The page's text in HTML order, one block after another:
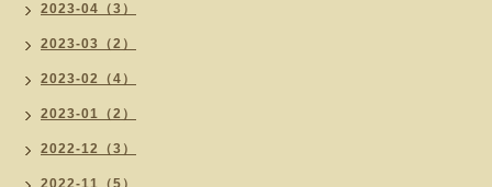
2023-04（3）
2023-03（2）
2023-02（4）
2023-01（2）
2022-12（3）
2022-11（5）